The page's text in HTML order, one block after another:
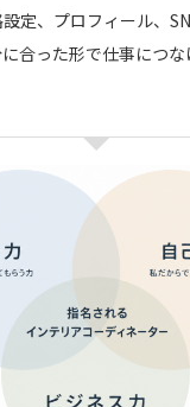
定、プロフィール、
合った形で仕事につ